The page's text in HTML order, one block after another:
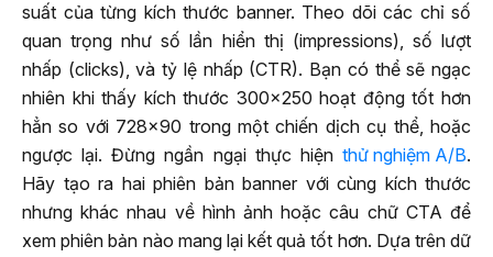
suất của từng kích thước banner. Theo dõi các chỉ số
quan trọng như số lần hiển thị (impressions), số lượt
nhấp (clicks), và tỷ lệ nhấp (CTR). Bạn có thể sẽ ngạc
nhiên khi thấy kích thước 300×250 hoạt động tốt hơn
hẳn so với 728×90 trong một chiến dịch cụ thể, hoặc
ngược lại. Đừng ngần ngại thực hiện thử nghiệm A/B.
Hãy tạo ra hai phiên bản banner với cùng kích thước
nhưng khác nhau về hình ảnh hoặc câu chữ CTA để
xem phiên bản nào mang lại kết quả tốt hơn. Dựa trên dữ